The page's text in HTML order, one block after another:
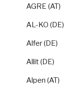
AGRE (AT)
AL-KO (DE)
Alfer (DE)
Allit (DE)
Alpen (AT)